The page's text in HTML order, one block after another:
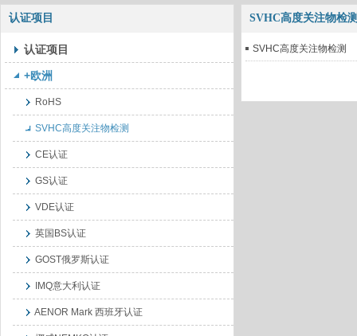
认证项目
认证项目
+欧洲
RoHS
SVHC高度关注物检测
CE认证
GS认证
VDE认证
英国BS认证
GOST俄罗斯认证
IMQ意大利认证
AENOR Mark 西班牙认证
SVHC高度关注物检
SVHC高度关注物检测